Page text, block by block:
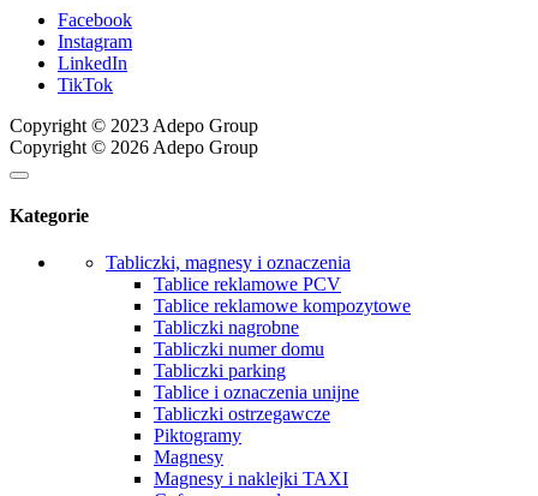
Facebook
Instagram
LinkedIn
TikTok
Copyright © 2023 Adepo Group
Copyright © 2026 Adepo Group
Kategorie
Tabliczki, magnesy i oznaczenia
Tablice reklamowe PCV
Tablice reklamowe kompozytowe
Tabliczki nagrobne
Tabliczki numer domu
Tabliczki parking
Tablice i oznaczenia unijne
Tabliczki ostrzegawcze
Piktogramy
Magnesy
Magnesy i naklejki TAXI